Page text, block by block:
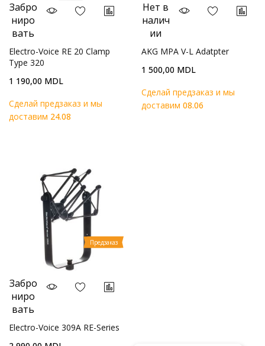
Забро
ниро
вать
Electro-Voice RE 20 Clamp
Type 320
1 190,00 MDL
Cделай предзаказ и мы
доставим 24.08
Нет в
налич
ии
AKG MPA V-L Adatpter
1 500,00 MDL
Cделай предзаказ и мы
доставим 08.06
Предзаказ
Забро
ниро
вать
Electro-Voice 309A RE-Series